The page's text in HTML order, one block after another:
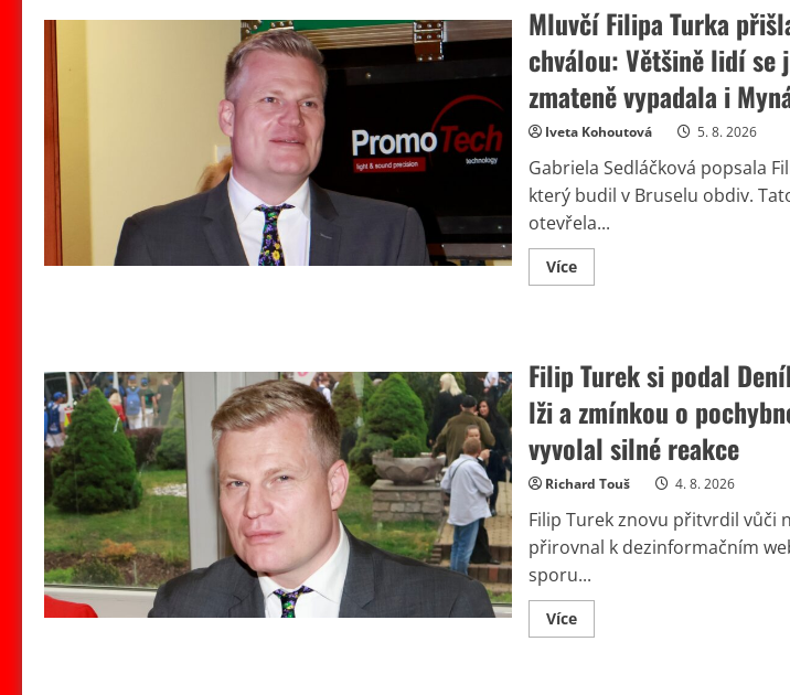
Mluvčí Filipa Turka
chválou: Většině lidí se
zmateně vypadala i
Iveta Kohoutová 5. 8. 2026
Gabriela Sedláčková popsala
který budil v Bruselu obdiv.
otevřela...
VíceRead
more
s
absurdní
chválou:
Většině
lidí
se
jí
těžko
zmateně
vypadala
i
Mynářová
Filip Turek si podal
lži a zmínkou o
vyvolal silné reakce
Richard Touš 4. 8. 2026
Filip Turek znovu přitvrdil vůči
přirovnal k dezinformačním
sporu...
VíceRead
more